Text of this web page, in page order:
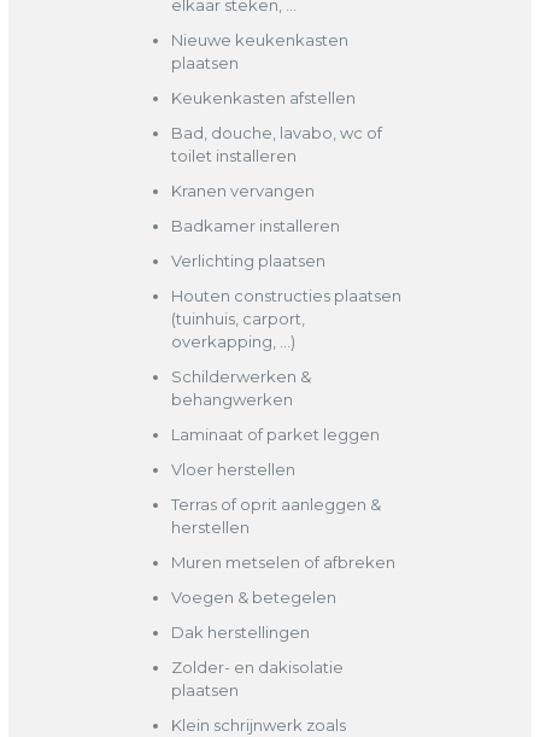
elkaar steken, …
Nieuwe keukenkasten
plaatsen
Keukenkasten afstellen
Bad, douche, lavabo, wc of
toilet installeren
Kranen vervangen
Badkamer installeren
Verlichting plaatsen
Houten constructies plaatsen
(tuinhuis, carport,
overkapping, …)
Schilderwerken &
behangwerken
Laminaat of parket leggen
Vloer herstellen
Terras of oprit aanleggen &
herstellen
Muren metselen of afbreken
Voegen & betegelen
Dak herstellingen
Zolder- en dakisolatie
plaatsen
Klein schrijnwerk zoals